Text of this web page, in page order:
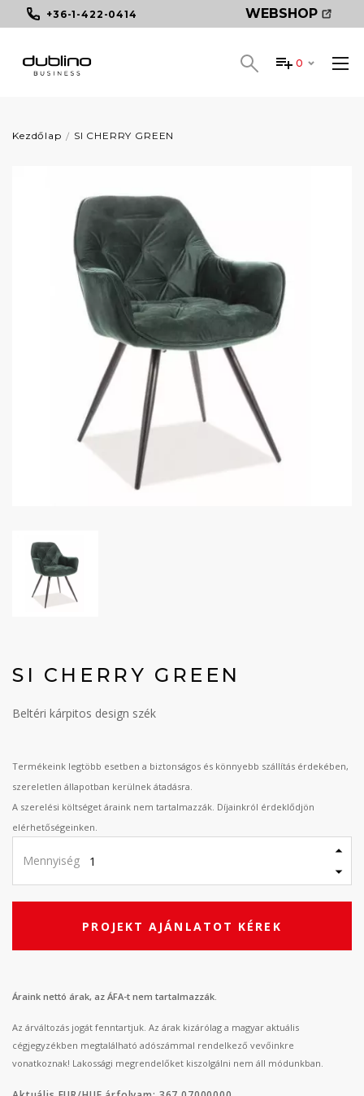
+36-1-422-0414 WEBSHOP
0
Kezdőlap SI CHERRY GREEN
SI CHERRY GREEN
Beltéri kárpitos design szék
Termékeink legtöbb esetben a biztonságos és könnyebb szállítás érdekében,
szereletlen állapotban kerülnek átadásra.
A szerelési költséget áraink nem tartalmazzák. Díjainkról érdeklődjön
elérhetőségeinken.
Mennyiség
PROJEKT AJÁNLATOT KÉREK
Áraink nettó árak, az ÁFA-t nem tartalmazzák.
Az árváltozás jogát fenntartjuk. Az árak kizárólag a magyar aktuális
cégjegyzékben megtalálható adószámmal rendelkező vevőinkre
vonatkoznak! Lakossági megrendelőket kiszolgálni nem áll módunkban.